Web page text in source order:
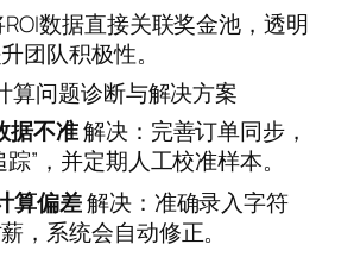
ROI数据直接关联奖金池，透明
团队积极性。
算问题诊断与解决方案
据不准解决：完善订单同步，
”，并定期人工校准样本。
算偏差解决：准确录入字符
，系统会自动修正。